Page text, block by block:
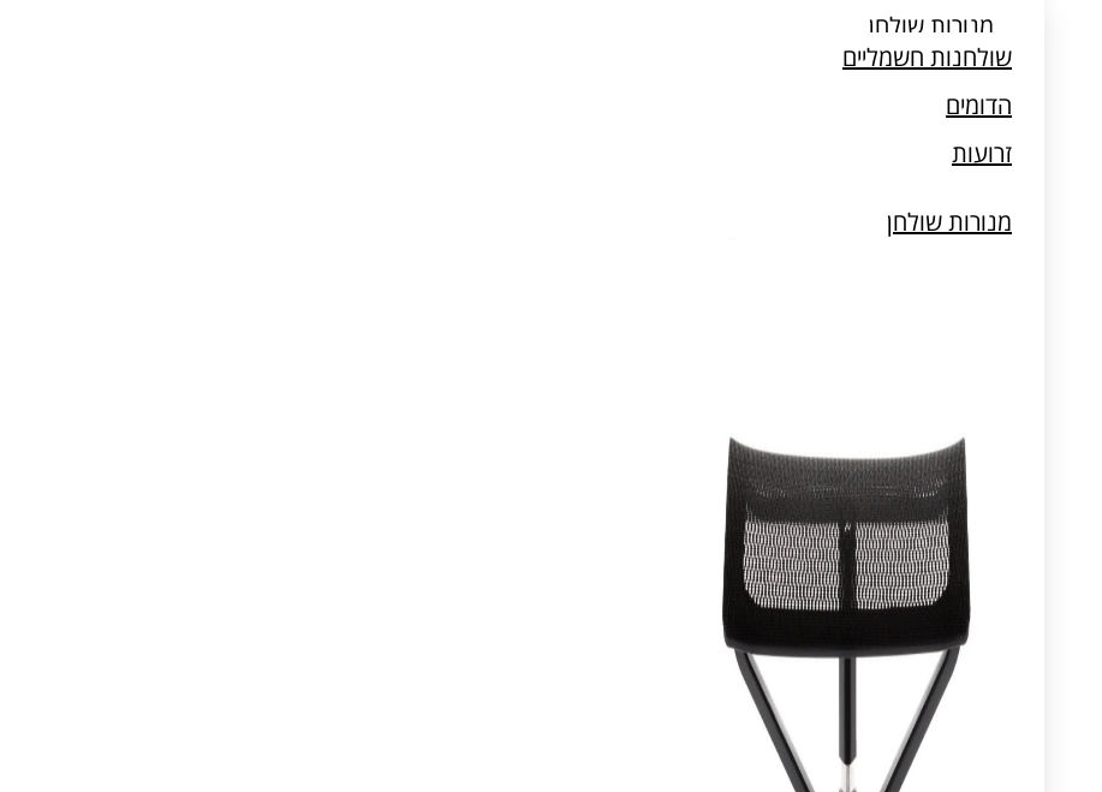
מנורות שולחן
מעמדים למחשב וטאבלט
שולחנות חשמליים
הדומים
זרועות
מנורות שולחן